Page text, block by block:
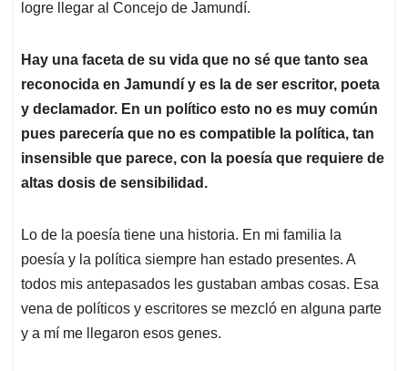
logre llegar al Concejo de Jamundí.
Hay una faceta de su vida que no sé que tanto sea
reconocida en Jamundí y es la de ser escritor, poeta
y declamador. En un político esto no es muy común
pues parecería que no es compatible la política, tan
insensible que parece, con la poesía que requiere de
altas dosis de sensibilidad.
Lo de la poesía tiene una historia. En mi familia la
poesía y la política siempre han estado presentes. A
todos mis antepasados les gustaban ambas cosas. Esa
vena de políticos y escritores se mezcló en alguna parte
y a mí me llegaron esos genes.